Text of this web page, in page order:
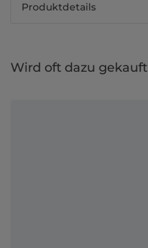
Produktdetails
Wird oft dazu gekauft